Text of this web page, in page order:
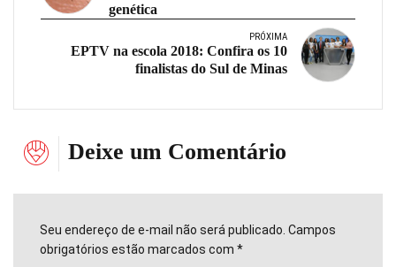
genética
PRÓXIMA
EPTV na escola 2018: Confira os 10
finalistas do Sul de Minas
Deixe um Comentário
Seu endereço de e-mail não será publicado. Campos
obrigatórios estão marcados com *